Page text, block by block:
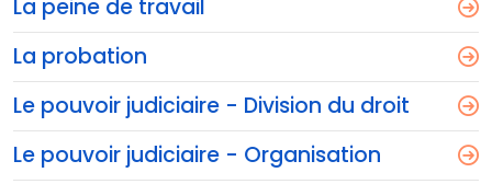
La peine de travail
La probation
Le pouvoir judiciaire - Division du droit
Le pouvoir judiciaire - Organisation